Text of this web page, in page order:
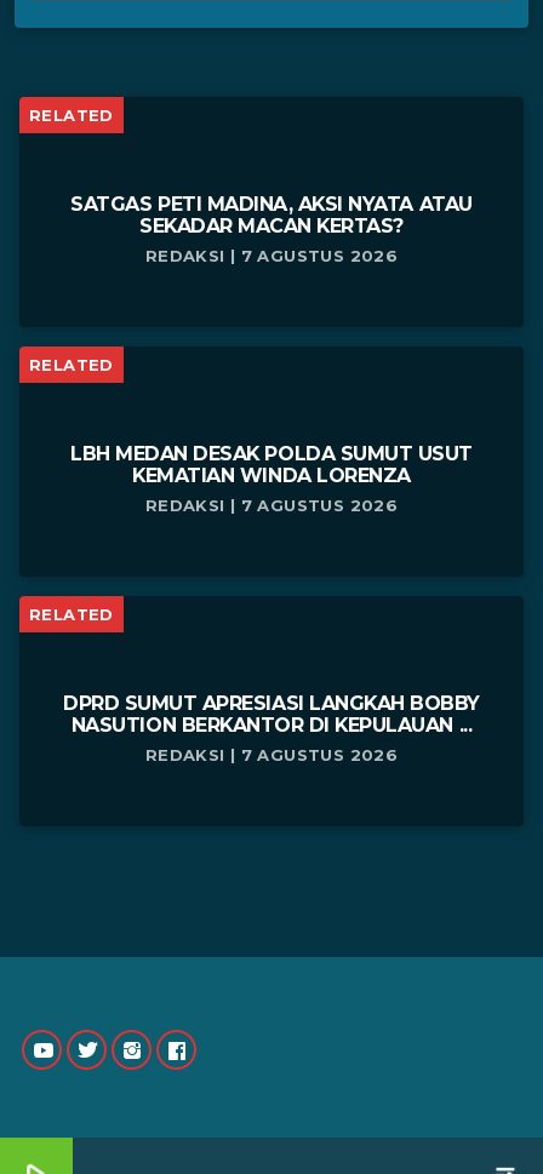
RELATED
SATGAS PETI MADINA, AKSI NYATA ATAU
SEKADAR MACAN KERTAS?
REDAKSI | 7 AGUSTUS 2026
RELATED
LBH MEDAN DESAK POLDA SUMUT USUT
KEMATIAN WINDA LORENZA
REDAKSI | 7 AGUSTUS 2026
RELATED
DPRD SUMUT APRESIASI LANGKAH BOBBY
NASUTION BERKANTOR DI KEPULAUAN ...
REDAKSI | 7 AGUSTUS 2026